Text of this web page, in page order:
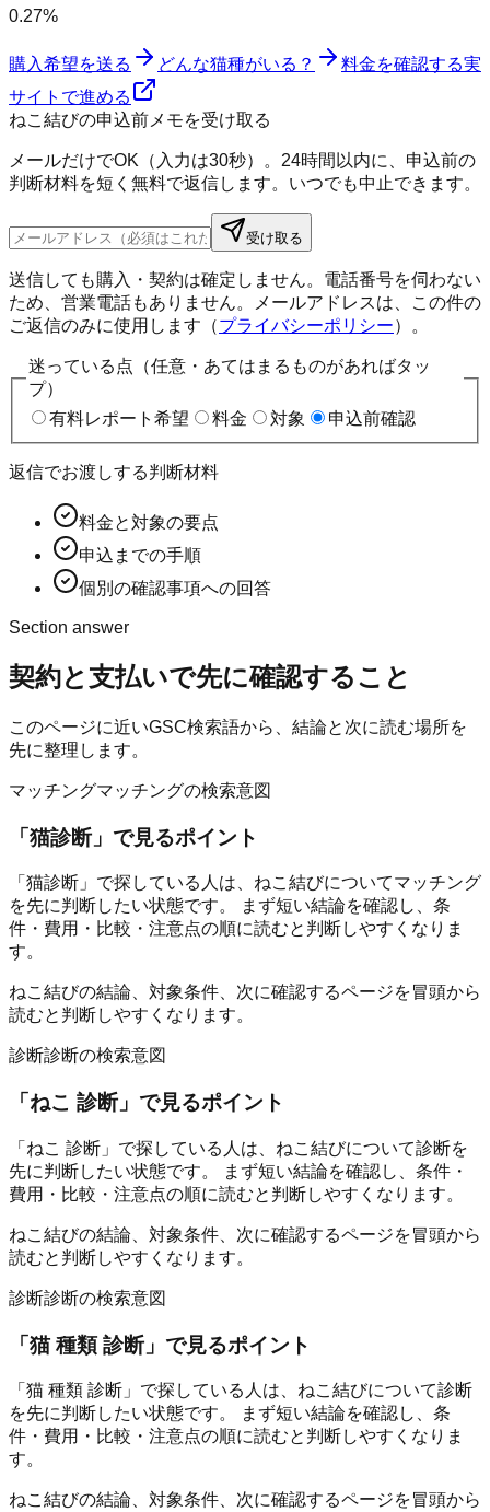
0.27%
購入希望を送る どんな猫種がいる？ 料金を確認する実
サイトで進める
ねこ結びの申込前メモを受け取る
メールだけでOK（入力は30秒）。24時間以内に、申込前の
判断材料を短く無料で返信します。いつでも中止できます。
受け取る
送信しても購入・契約は確定しません。電話番号を伺わない
ため、営業電話もありません。メールアドレスは、この件の
ご返信のみに使用します（プライバシーポリシー）。
迷っている点（任意・あてはまるものがあればタッ
プ）
有料レポート希望
料金 対象 申込前確認
返信でお渡しする判断材料
料金と対象の要点
申込までの手順
個別の確認事項への回答
Section answer
契約と支払いで先に確認すること
このページに近いGSC検索語から、結論と次に読む場所を
先に整理します。
マッチングマッチングの検索意図
「猫診断」で見るポイント
「猫診断」で探している人は、ねこ結びについてマッチング
を先に判断したい状態です。 まず短い結論を確認し、条
件・費用・比較・注意点の順に読むと判断しやすくなりま
す。
ねこ結びの結論、対象条件、次に確認するページを冒頭から
読むと判断しやすくなります。
診断診断の検索意図
「 ねこ 診断」で見るポイント
「ねこ 診断」で探している人は、ねこ結びについて診断を
先に判断したい状態です。 まず短い結論を確認し、条件・
費用・比較・注意点の順に読むと判断しやすくなります。
ねこ結びの結論、対象条件、次に確認するページを冒頭から
読むと判断しやすくなります。
診断診断の検索意図
「猫 種類 診断」で見るポイント
「猫 種類 診断」で探している人は、ねこ結びについて診断
を先に判断したい状態です。 まず短い結論を確認し、条
件・費用・比較・注意点の順に読むと判断しやすくなりま
す。
ねこ結びの結論、対象条件、次に確認するページを冒頭から